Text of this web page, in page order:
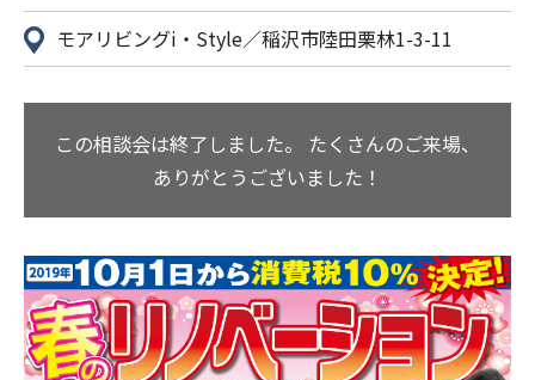
モアリビングi・Style／稲沢市陸田栗林1-3-11
この相談会は終了しました。 たくさんのご来場、
ありがとうございました！